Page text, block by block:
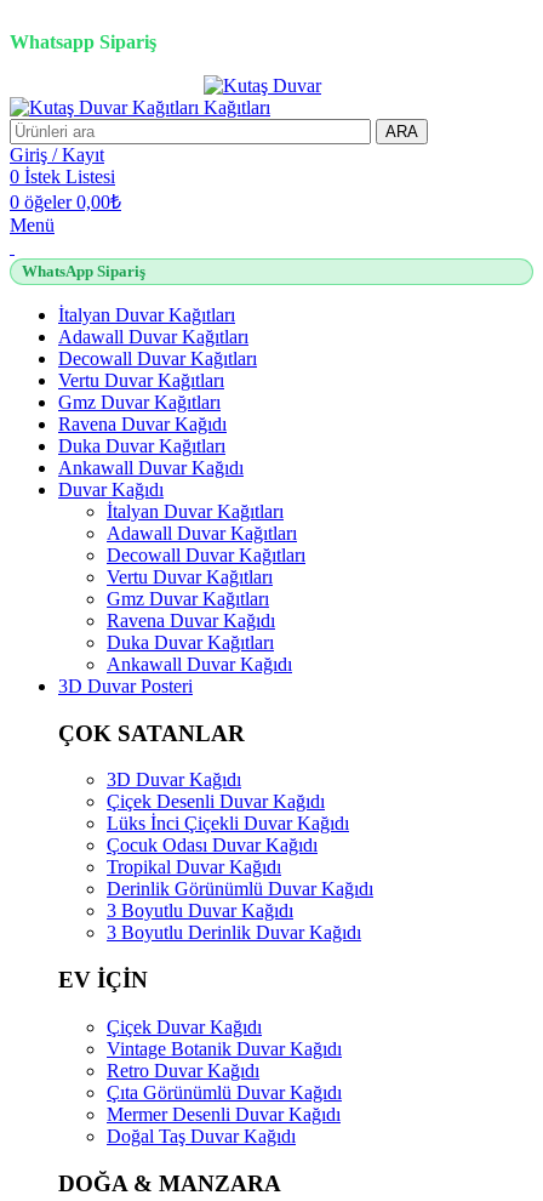
Whatsapp Sipariş
ARA
Giriş / Kayıt
0 İstek Listesi
0 öğeler 0,00₺
Menü
WhatsApp Sipariş
İtalyan Duvar Kağıtları
Adawall Duvar Kağıtları
Decowall Duvar Kağıtları
Vertu Duvar Kağıtları
Gmz Duvar Kağıtları
Ravena Duvar Kağıdı
Duka Duvar Kağıtları
Ankawall Duvar Kağıdı
Duvar Kağıdı
İtalyan Duvar Kağıtları
Adawall Duvar Kağıtları
Decowall Duvar Kağıtları
Vertu Duvar Kağıtları
Gmz Duvar Kağıtları
Ravena Duvar Kağıdı
Duka Duvar Kağıtları
Ankawall Duvar Kağıdı
3D Duvar Posteri
ÇOK SATANLAR
3D Duvar Kağıdı
Çiçek Desenli Duvar Kağıdı
Lüks İnci Çiçekli Duvar Kağıdı
Çocuk Odası Duvar Kağıdı
Tropikal Duvar Kağıdı
Derinlik Görünümlü Duvar Kağıdı
3 Boyutlu Duvar Kağıdı
3 Boyutlu Derinlik Duvar Kağıdı
EV İÇİN
Çiçek Duvar Kağıdı
Vintage Botanik Duvar Kağıdı
Retro Duvar Kağıdı
Çıta Görünümlü Duvar Kağıdı
Mermer Desenli Duvar Kağıdı
Doğal Taş Duvar Kağıdı
DOĞA & MANZARA